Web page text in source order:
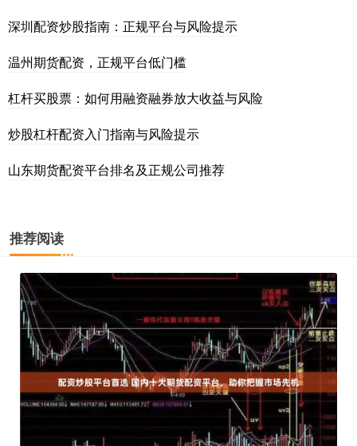
深圳配资炒股指南：正规平台与风险提示
温州期货配资，正规平台低门槛
杠杆买股票：如何用融资融券放大收益与风险
炒股杠杆配资入门指南与风险提示
山东期货配资平台排名及正规公司推荐
推荐阅读